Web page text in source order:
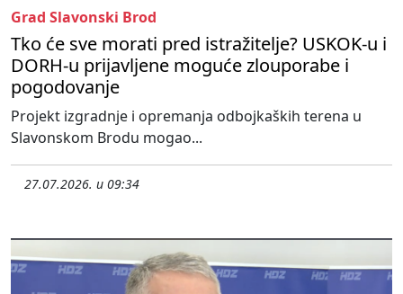
Grad Slavonski Brod
Tko će sve morati pred istražitelje? USKOK-u i
DORH-u prijavljene moguće zlouporabe i
pogodovanje
Projekt izgradnje i opremanja odbojkaških terena u
Slavonskom Brodu mogao...
27.07.2026. u 09:34